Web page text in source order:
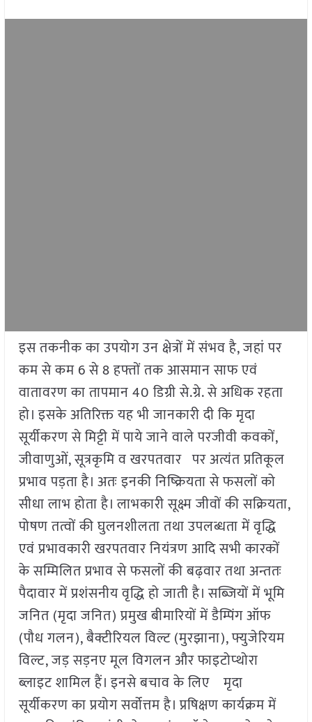
इस तकनीक का उपयोग उन क्षेत्रों में संभव है, जहां पर
कम से कम 6 से 8 हफ्तों तक आसमान साफ एवं
वातावरण का तापमान 40 डिग्री से.ग्रे. से अधिक रहता
हो। इसके अतिरिक्त यह भी जानकारी दी कि मृदा
सूर्यीकरण से मिट्टी में पाये जाने वाले परजीवी कवकों,
जीवाणुओं, सूत्रकृमि व खरपतवार पर अत्यंत प्रतिकूल
प्रभाव पड़ता है। अतः इनकी निष्क्रियता से फसलों को
सीधा लाभ होता है। लाभकारी सूक्ष्म जीवों की सक्रियता,
पोषण तत्वों की घुलनशीलता तथा उपलब्धता में वृद्धि
एवं प्रभावकारी खरपतवार नियंत्रण आदि सभी कारकों
के सम्मिलित प्रभाव से फसलों की बढ़वार तथा अन्ततः
पैदावार में प्रशंसनीय वृद्धि हो जाती है। सब्जियों में भूमि
जनित (मृदा जनित) प्रमुख बीमारियों में डैम्पिंग ऑफ
(पौध गलन), बैक्टीरियल विल्ट (मुरझाना), फ्युजेरियम
विल्ट, जड़ सड़नए मूल विगलन और फाइटोप्थोरा
ब्लाइट शामिल हैं। इनसे बचाव के लिए मृदा
सूर्यीकरण का प्रयोग सर्वोत्तम है। प्रषिक्षण कार्यक्रम में